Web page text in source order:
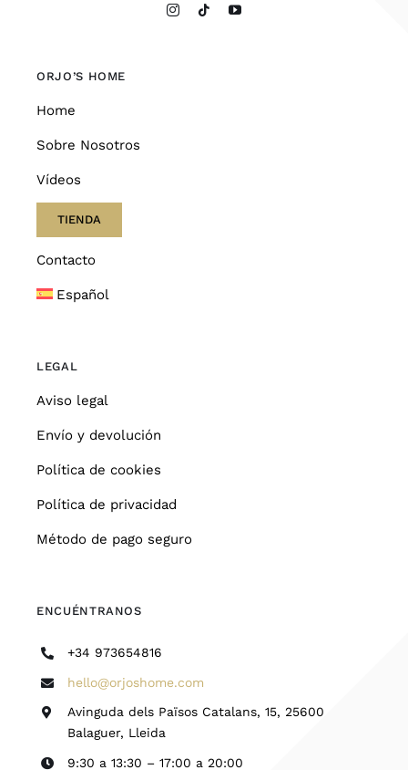
ORJO’S HOME
Home
Sobre Nosotros
Vídeos
TIENDA
Contacto
Español
LEGAL
Aviso legal
Envío y devolución
Política de cookies
Política de privacidad
Método de pago seguro
ENCUÉNTRANOS
+34 973654816
hello@orjoshome.com
Avinguda dels Països Catalans, 15, 25600
Balaguer, Lleida
9:30 a 13:30 – 17:00 a 20:00